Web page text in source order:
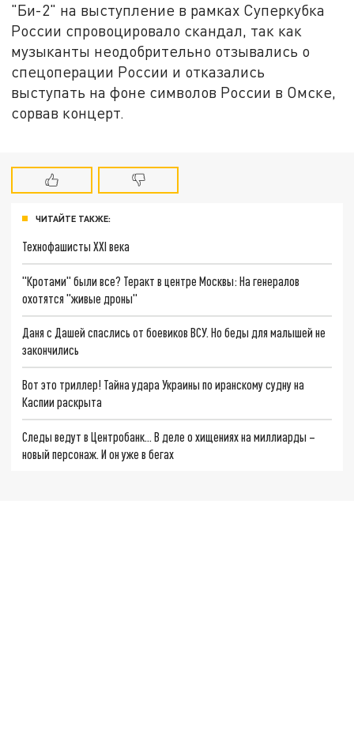
"Би-2" на выступление в рамках Суперкубка
России спровоцировало скандал, так как
музыканты неодобрительно отзывались о
спецоперации России и отказались
выступать на фоне символов России в Омске,
сорвав концерт.
ЧИТАЙТЕ ТАКЖЕ:
Технофашисты XXI века
"Кротами" были все? Теракт в центре Москвы: На генералов
охотятся "живые дроны"
Даня с Дашей спаслись от боевиков ВСУ. Но беды для малышей не
закончились
Вот это триллер! Тайна удара Украины по иранскому судну на
Каспии раскрыта
Следы ведут в Центробанк… В деле о хищениях на миллиарды –
новый персонаж. И он уже в бегах